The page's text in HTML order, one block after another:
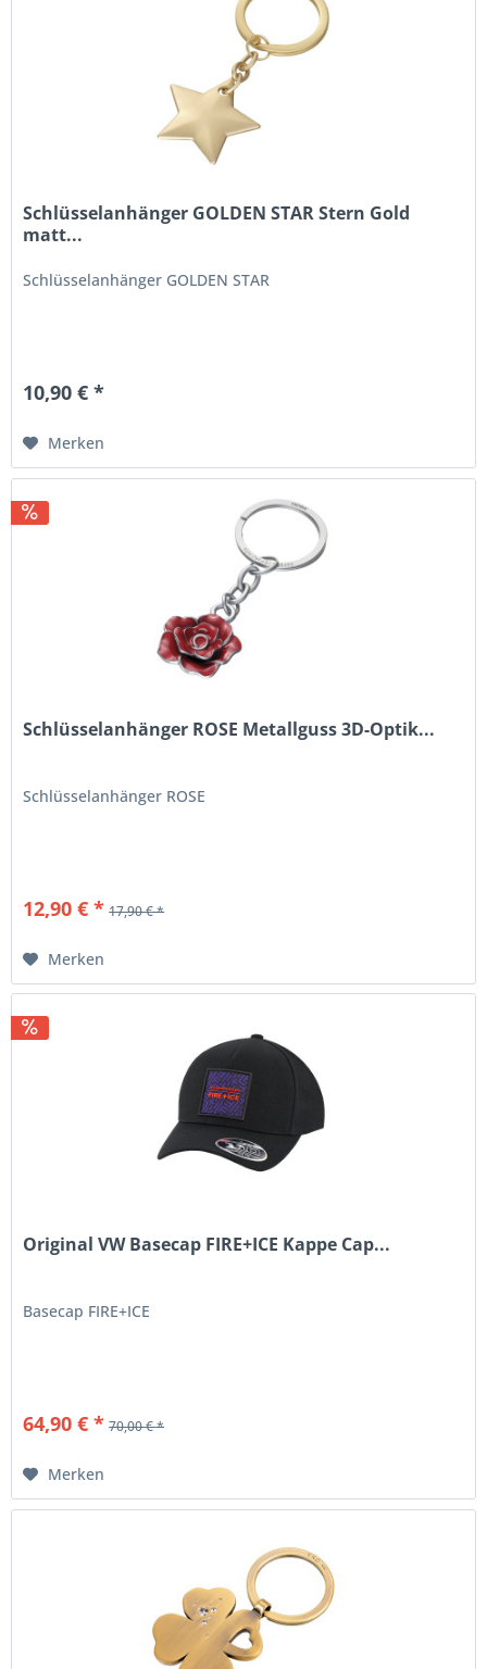
Schlüsselanhänger GOLDEN STAR Stern Gold
matt...
Schlüsselanhänger GOLDEN STAR
10,90 € *
Merken
Schlüsselanhänger ROSE Metallguss 3D-Optik...
Schlüsselanhänger ROSE
12,90 € * 17,90 € *
Merken
Original VW Basecap FIRE+ICE Kappe Cap...
Basecap FIRE+ICE
64,90 € * 70,00 € *
Merken